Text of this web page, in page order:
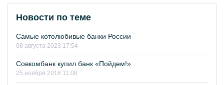
Новости по теме
Самые котолюбивые банки России
08 августа 2023 17:54
Совкомбанк купил банк «Пойдем!»
25 ноября 2016 11:08